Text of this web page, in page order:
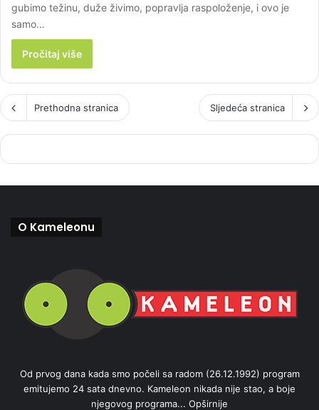
gubimo težinu, duže živimo, popravlja raspoloženje, i ovo je
samo…
Pročitaj više
Prethodna stranica Sljedeća stranica
O Kameleonu
Od prvog dana kada smo počeli sa radom (26.12.1992) program
emitujemo 24 sata dnevno. Kameleon nikada nije stao, a boje
njegovog programa... Opširnije